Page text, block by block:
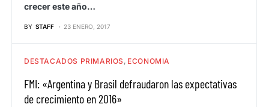
crecer este año…
BY STAFF 23 ENERO, 2017
DESTACADOS PRIMARIOS ECONOMIA
FMI: «Argentina y Brasil defraudaron las expectativas
de crecimiento en 2016»